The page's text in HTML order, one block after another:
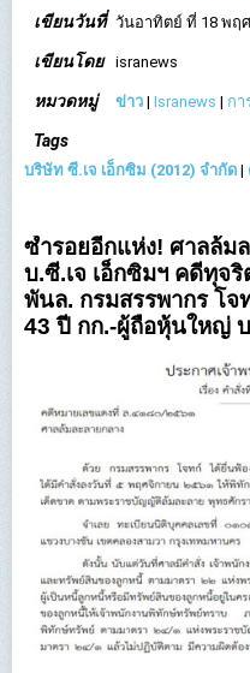
เขียนวันที่ วันอาทิตย์ ที่ 18 พฤศ
เขียนโดย isranews
หมวดหมู่ ข่าว | Isranews | กา
Tags
บริษัท ซี.เจ เอ็กซิม (2012) จำกัด |
ซ้ำรอยอีกแห่ง! ศาลล้ม
บ.ซี.เจ เอ็กซิมฯ คดีทุจ
พันล. กรมสรรพากร โจ
43 ปี กก.-ผู้ถือหุ้นใหญ่